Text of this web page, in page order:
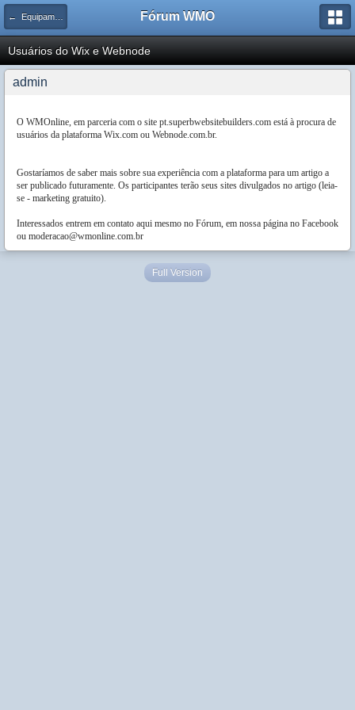
← Equipamentos, Dispositivos e Acessórios Fórum WMO
Usuários do Wix e Webnode
admin
O WMOnline, em parceria com o site pt.superbwebsitebuilders.com está à procura de
usuários da plataforma Wix.com ou Webnode.com.br.
Gostaríamos de saber mais sobre sua experiência com a plataforma para um artigo a
ser publicado futuramente. Os participantes terão seus sites divulgados no artigo (leia-
se - marketing gratuito).
Interessados entrem em contato aqui mesmo no Fórum, em nossa página no Facebook
ou moderacao@wmonline.com.br
Full Version